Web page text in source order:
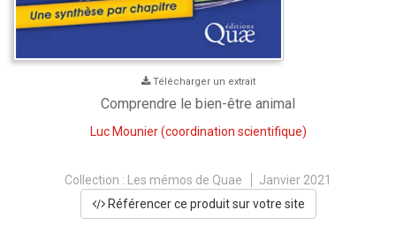
Télécharger un extrait
Comprendre le bien-être animal
Luc Mounier(coordination scientifique)
Collection : Les mémos de Quae
Janvier 2021
Référencer ce produit sur votre site